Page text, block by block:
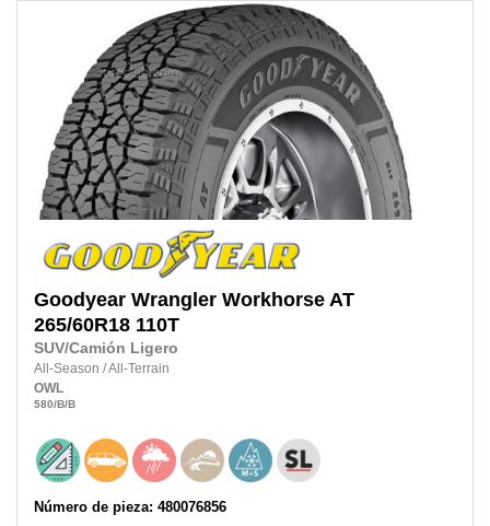
Goodyear Wrangler Workhorse AT
265/60R18 110T
SUV/Camión Ligero
All-Season /All-Terrain
OWL
580/B/B
Número de pieza: 480076856